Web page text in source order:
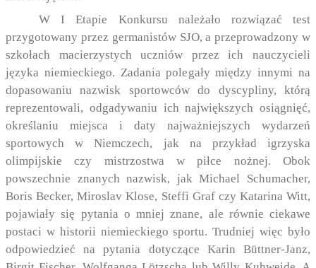
W I Etapie Konkursu należało rozwiązać test
przygotowany przez germanistów SJO, a przeprowadzony w
szkołach macierzystych uczniów przez ich nauczycieli
języka niemieckiego. Zadania polegały między innymi na
dopasowaniu nazwisk sportowców do dyscypliny, którą
reprezentowali, odgadywaniu ich największych osiągnięć,
określaniu miejsca i daty najważniejszych wydarzeń
sportowych w Niemczech, jak na przykład igrzyska
olimpijskie czy mistrzostwa w piłce nożnej. Obok
powszechnie znanych nazwisk, jakMichael Schumacher,
Boris Becker, Miroslav Klose, Steffi Graf czy Katarina Witt,
pojawiały się pytania o mniej znane, ale równie ciekawe
postaci w historii niemieckiego sportu. Trudniej więc było
odpowiedzieć na pytania dotyczące Karin Büttner-Janz,